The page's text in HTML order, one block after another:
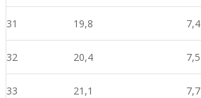
31 19,8 7,4
32 20,4 7,5
33 21,1 7,7